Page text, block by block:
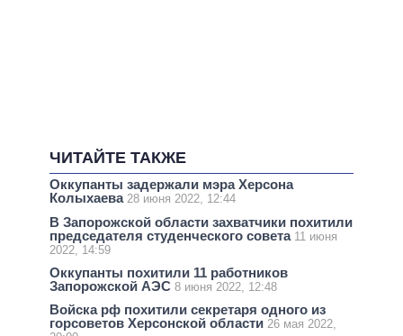
ЧИТАЙТЕ ТАКЖЕ
Оккупанты задержали мэра Херсона
Колыхаева 28 июня 2022, 12:44
В Запорожской области захватчики похитили
председателя студенческого совета 11 июня
2022, 14:59
Оккупанты похитили 11 работников
Запорожской АЭС 8 июня 2022, 12:48
Войска рф похитили секретаря одного из
горсоветов Херсонской области 26 мая 2022,